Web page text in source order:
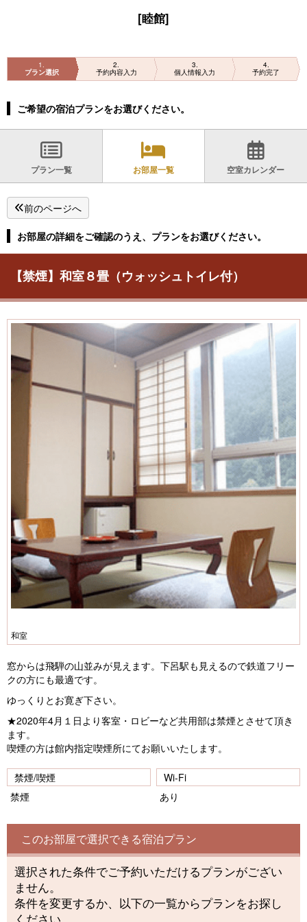
[睦館]
1
プラン選択
2
予約内容入力
3
個人情報入力
4
予約完了
ご希望の宿泊プランをお選びください。
プラン一覧 お部屋一覧 空室カレンダー
前のページへ
お部屋の詳細をご確認のうえ、プランをお選びください。
【禁煙】和室８畳（ウォッシュトイレ付）
和室
窓からは飛騨の山並みが見えます。下呂駅も見えるので鉄道フリー
クの方にも最適です。
ゆっくりとお寛ぎ下さい。
★2020年4月１日より客室・ロビーなど共用部は禁煙とさせて頂き
ます。
喫煙の方は館内指定喫煙所にてお願いいたします。
禁煙/喫煙
禁煙
Wi-Fi
あり
このお部屋で選択できる宿泊プラン
選択された条件でご予約いただけるプランがござい
ません。
条件を変更するか、以下の一覧からプランをお探し
ください。